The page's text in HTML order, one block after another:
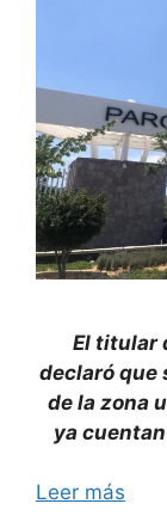
El titular
declaró que
de la zona
ya
Leer más